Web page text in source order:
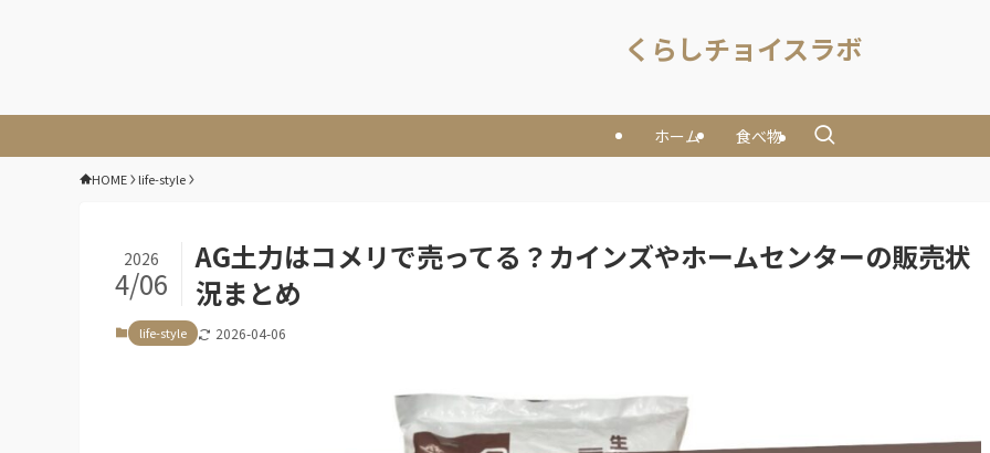
くらしチョイスラボ
ホーム 食べ物
HOME life-style
AG土力はコメリで売ってる？カインズやホームセンターの販売状
況まとめ
2026
4/06
life-style 2026-04-06